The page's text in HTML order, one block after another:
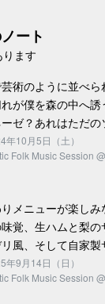
ート
ます
術のように並べ
が僕を森の中へ誘
ゼ？あれはただ
織りなす、まさに
グリルはどうだろ
年10月5日（土）
Folk Music Session
メニューが楽し
覚、生ハムと梨
風、そして自家
えに美味しい。
年9月14日（日）
Folk Music Session